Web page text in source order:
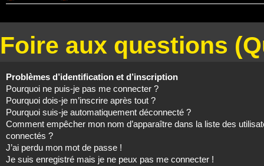
Foire aux questions
Problèmes d’identification et d’inscription
Pourquoi ne puis-je pas me connecter ?
Pourquoi dois-je m’inscrire après tout ?
Pourquoi suis-je automatiquement déconnecté ?
Comment empêcher mon nom d’apparaître dans la liste des
connectés ?
J’ai perdu mon mot de passe !
Je suis enregistré mais je ne peux pas me connecter !